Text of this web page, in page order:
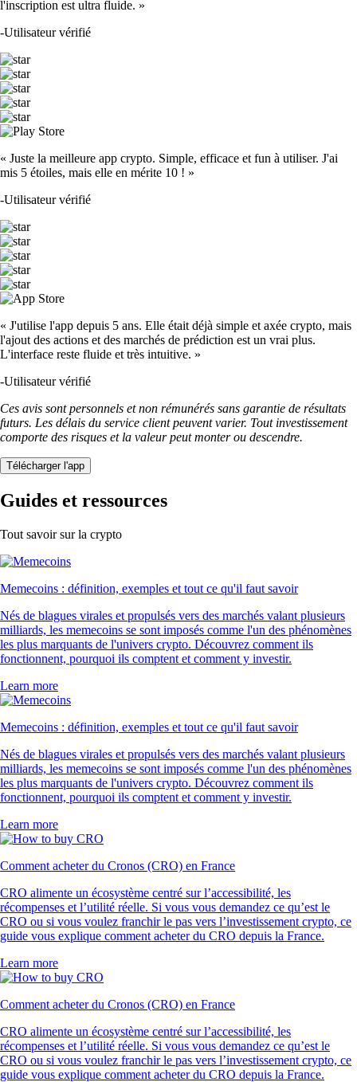
l'inscription est ultra fluide. »
-Utilisateur vérifié
« Juste la meilleure app crypto. Simple, efficace et fun à utiliser. J'ai
mis 5 étoiles, mais elle en mérite 10 ! »
-Utilisateur vérifié
« J'utilise l'app depuis 5 ans. Elle était déjà simple et axée crypto, mais
l'ajout des actions et des marchés de prédiction est un vrai plus.
L'interface reste fluide et très intuitive. »
-Utilisateur vérifié
Ces avis sont personnels et non rémunérés sans garantie de résultats
futurs. Les délais du service client peuvent varier. Tout investissement
comporte des risques et la valeur peut monter ou descendre.
Télécharger l'app
Guides et ressources
Tout savoir sur la crypto
Memecoins : définition, exemples et tout ce qu'il faut savoir
Nés de blagues virales et propulsés vers des marchés valant plusieurs
milliards, les memecoins se sont imposés comme l'un des phénomènes
les plus marquants de l'univers crypto. Découvrez comment ils
fonctionnent, pourquoi ils comptent et comment y investir.
Learn more
Memecoins : définition, exemples et tout ce qu'il faut savoir
Nés de blagues virales et propulsés vers des marchés valant plusieurs
milliards, les memecoins se sont imposés comme l'un des phénomènes
les plus marquants de l'univers crypto. Découvrez comment ils
fonctionnent, pourquoi ils comptent et comment y investir.
Learn more
Comment acheter du Cronos (CRO) en France
CRO alimente un écosystème centré sur l’accessibilité, les
récompenses et l’utilité réelle. Si vous vous demandez ce qu’est le
CRO ou si vous voulez franchir le pas vers l’investissement crypto, ce
guide vous explique comment acheter du CRO depuis la France.
Learn more
Comment acheter du Cronos (CRO) en France
CRO alimente un écosystème centré sur l’accessibilité, les
récompenses et l’utilité réelle. Si vous vous demandez ce qu’est le
CRO ou si vous voulez franchir le pas vers l’investissement crypto, ce
guide vous explique comment acheter du CRO depuis la France.